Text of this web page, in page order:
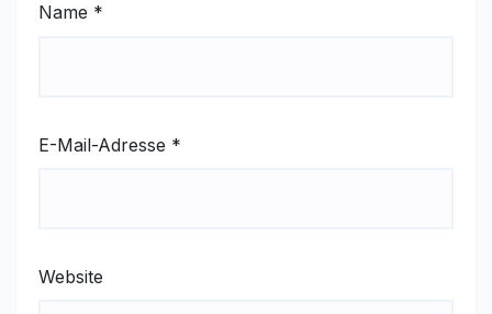
Name *
E-Mail-Adresse *
Website